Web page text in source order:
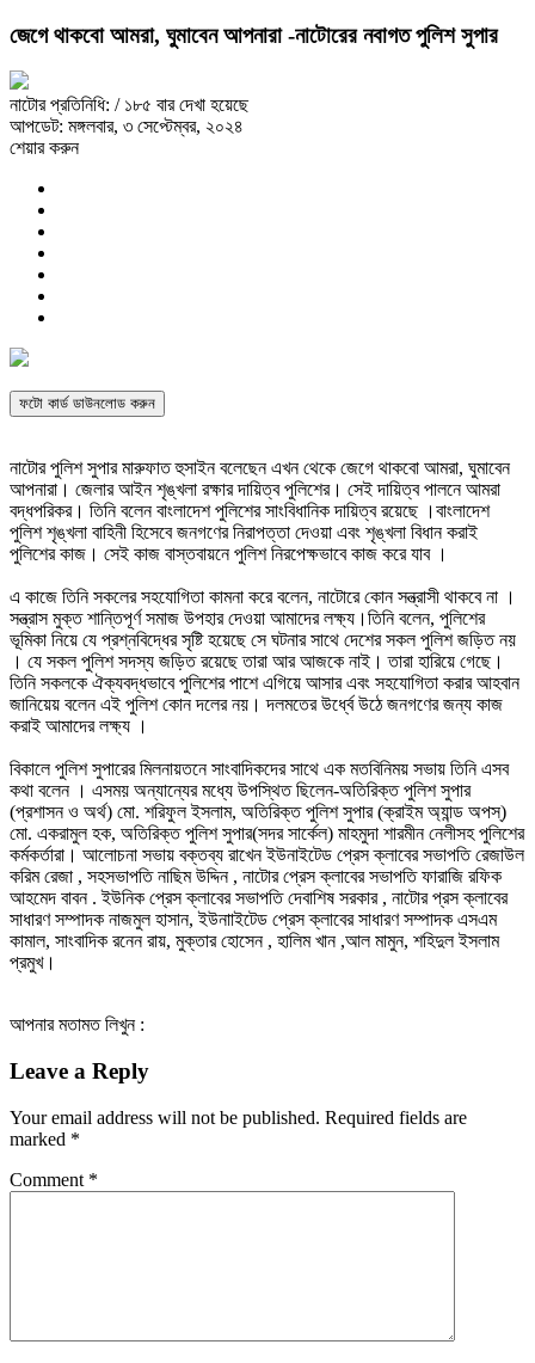
জেগে থাকবো আমরা, ঘুমাবেন আপনারা -নাটোরের নবাগত পুলিশ সুপার
নাটোর প্রতিনিধি: / ১৮৫ বার দেখা হয়েছে
আপডেট: মঙ্গলবার, ৩ সেপ্টেম্বর, ২০২৪
শেয়ার করুন
ফটো কার্ড ডাউনলোড করুন
নাটোর পুলিশ সুপার মারুফাত হুসাইন বলেছেন এখন থেকে জেগে থাকবো আমরা, ঘুমাবেন
আপনারা। জেলার আইন শৃঙ্খলা রক্ষার দায়িত্ব পুলিশের। সেই দায়িত্ব পালনে আমরা
বদ্ধপরিকর। তিনি বলেন বাংলাদেশ পুলিশের সাংবিধানিক দায়িত্ব রয়েছে ।বাংলাদেশ
পুলিশ শৃঙ্খলা বাহিনী হিসেবে জনগণের নিরাপত্তা দেওয়া এবং শৃঙ্খলা বিধান করাই
পুলিশের কাজ। সেই কাজ বাস্তবায়নে পুলিশ নিরপেক্ষভাবে কাজ করে যাব ।
এ কাজে তিনি সকলের সহযোগিতা কামনা করে বলেন, নাটোরে কোন সন্ত্রাসী থাকবে না ।
সন্ত্রাস মুক্ত শান্তিপূর্ণ সমাজ উপহার দেওয়া আমাদের লক্ষ্য।তিনি বলেন, পুলিশের
ভূমিকা নিয়ে যে প্রশ্নবিদ্ধের সৃষ্টি হয়েছে সে ঘটনার সাথে দেশের সকল পুলিশ জড়িত নয়
। যে সকল পুলিশ সদস্য জড়িত রয়েছে তারা আর আজকে নাই। তারা হারিয়ে গেছে।
তিনি সকলকে ঐক্যবদ্ধভাবে পুলিশের পাশে এগিয়ে আসার এবং সহযোগিতা করার আহবান
জানিয়েয় বলেন এই পুলিশ কোন দলের নয়। দলমতের উর্ধ্বে উঠে জনগণের জন্য কাজ
করাই আমাদের লক্ষ্য ।
বিকালে পুলিশ সুপারের মিলনায়তনে সাংবাদিকদের সাথে এক মতবিনিময় সভায় তিনি এসব
কথা বলেন । এসময় অন্যান্যের মধ্যে উপস্থিত ছিলেন-অতিরিক্ত পুলিশ সুপার
(প্রশাসন ও অর্থ) মো. শরিফুল ইসলাম, অতিরিক্ত পুলিশ সুপার (ক্রাইম অ্যান্ড অপস্)
মো. একরামুল হক, অতিরিক্ত পুলিশ সুপার(সদর সার্কেল) মাহমুদা শারমীন নেলীসহ পুলিশের
কর্মকর্তারা। আলোচনা সভায় বক্তব্য রাখেন ইউনাইটেড প্রেস ক্লাবের সভাপতি রেজাউল
করিম রেজা , সহসভাপতি নাছিম উদ্দিন , নাটোর প্রেস ক্লাবের সভাপতি ফারাজি রফিক
আহমেদ বাবন . ইউনিক প্রেস ক্লাবের সভাপতি দেবাশিষ সরকার , নাটোর প্রস ক্লাবের
সাধারণ সম্পাদক নাজমুল হাসান, ইউনাাইটেড প্রেস ক্লাবের সাধারণ সম্পাদক এসএম
কামাল, সাংবাদিক রনেন রায়, মুক্তার হোসেন , হালিম খান ,আল মামুন, শহিদুল ইসলাম
প্রমুখ।
আপনার মতামত লিখুন :
Leave a Reply
Your email address will not be published. Required fields are
marked *
Comment *